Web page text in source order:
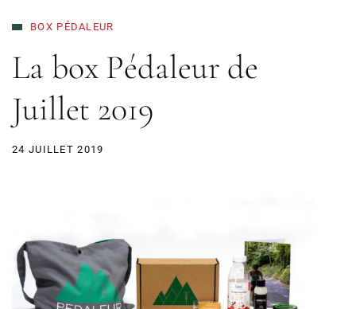
BOX PÉDALEUR
La box Pédaleur de
Juillet 2019
24 JUILLET 2019